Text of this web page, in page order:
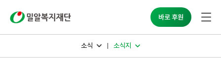
바로 후원
소식 소식지